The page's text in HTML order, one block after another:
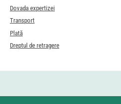
Dovada expertizei
Transport
Plată
Dreptul de retragere